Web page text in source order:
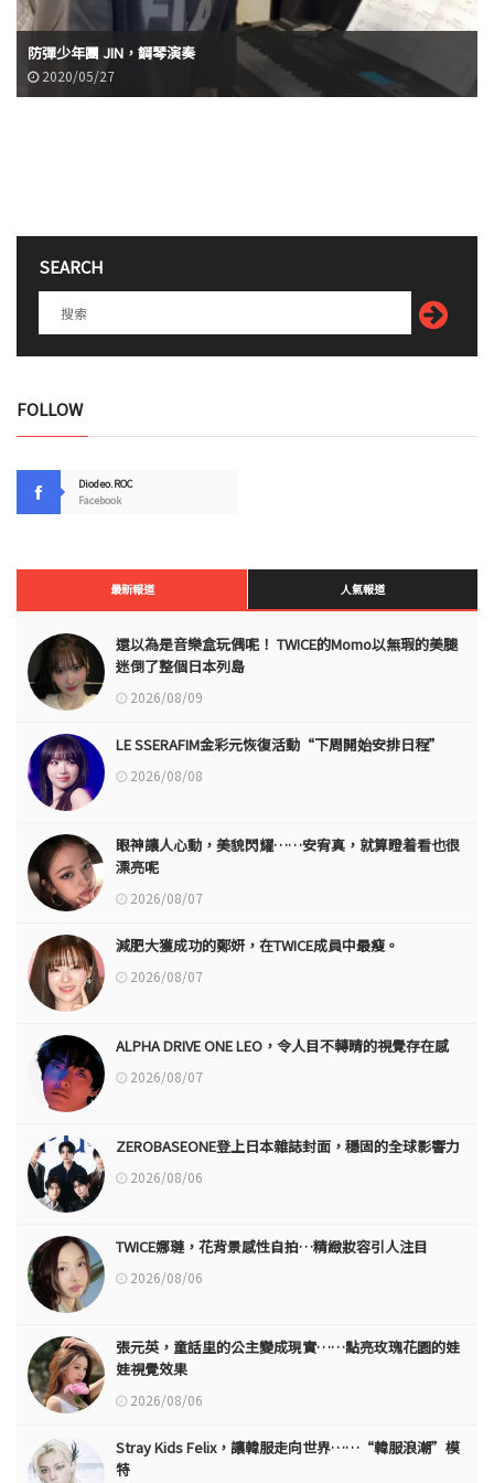
防彈少年團 JIN，鋼琴演奏
2020/05/27
SEARCH
FOLLOW
Diodeo.ROC
Facebook
最新報道 人氣報道
還以為是音樂盒玩偶呢！ TWICE的Momo以無瑕的美腿
迷倒了整個日本列島
2026/08/09
LE SSERAFIM金彩元恢復活動“下周開始安排日程”
2026/08/08
眼神讓人心動，美貌閃耀……安宥真，就算瞪着看也很
漂亮呢
2026/08/07
減肥大獲成功的鄭妍，在TWICE成員中最瘦。
2026/08/07
ALPHA DRIVE ONE LEO，令人目不轉睛的視覺存在感
2026/08/07
ZEROBASEONE登上日本雜誌封面，穩固的全球影響力
2026/08/06
TWICE娜璉，花背景感性自拍…精緻妝容引人注目
2026/08/06
張元英，童話里的公主變成現實……點亮玫瑰花園的娃
娃視覺效果
2026/08/06
Stray Kids Felix，讓韓服走向世界……“韓服浪潮”模
特